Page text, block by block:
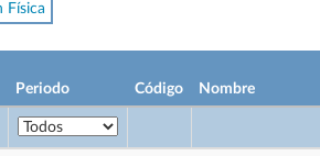
Física
Periodo Código Nombre